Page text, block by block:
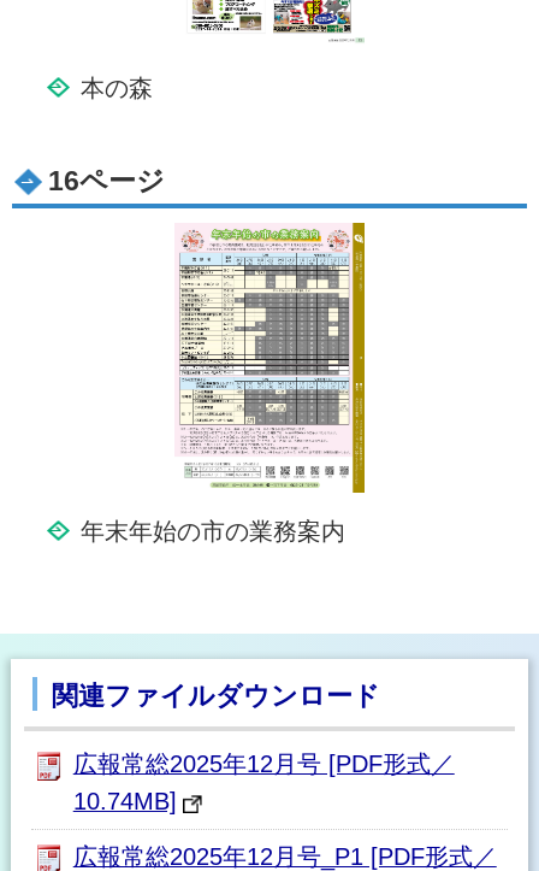
本の森
16ページ
年末年始の市の業務案内
関連ファイルダウンロード
広報常総2025年12月号 [PDF形式／
10.74MB]
広報常総2025年12月号_P1 [PDF形式／